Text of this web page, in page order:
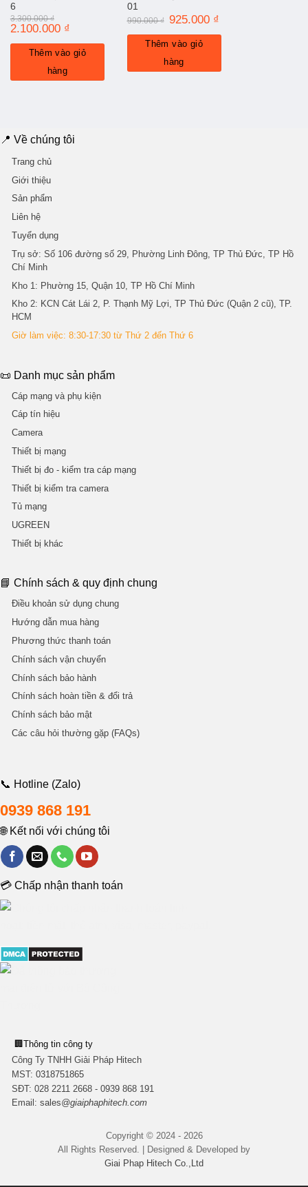
6
3.300.000₫
Giá
là:
3.300.000 ₫.
2.100.000 ₫
tại
là:
Thêm vào giỏ
hàng
01
990.000₫ Giá
là:
990.000 ₫.
925.000 ₫
tại
Thêm vào giỏ
hàng
📍 Về chúng tôi
Trang chủ
Giới thiệu
Sản phẩm
Liên hệ
Tuyển dụng
Trụ sở: Số 106 đường số 29, Phường Linh Đông, TP Thủ Đức, TP Hồ
Chí Minh
Kho 1 : Phường 15, Quận 10, TP Hồ Chí Minh
Kho 2: KCN Cát Lái 2, P. Thạnh Mỹ Lợi, TP Thủ Đức (Quận 2 cũ), TP.
HCM
Giờ làm việc: 8:30-17:30 từ Thứ 2 đến Thứ 6
📜 Danh mục sản phẩm
Cáp mạng và phụ kiện
Cáp tín hiệu
Camera
Thiết bị mạng
Thiết bị đo - kiểm tra cáp mạng
Thiết bị kiểm tra camera
Tủ mạng
UGREEN
Thiết bị khác
📘 Chính sách & quy định chung
Điều khoản sử dụng chung
Hướng dẫn mua hàng
Phương thức thanh toán
Chính sách vận chuyển
Chính sách bảo hành
Chính sách hoàn tiền & đổi trả
Chính sách bảo mật
Các câu hỏi thường gặp (FAQs)
📞 Hotline (Zalo)
0939 868 191
🌐 Kết nối với chúng tôi
💳 Chấp nhận thanh toán
🏢 Thông tin công ty
Công Ty TNHH Giải Pháp Hitech
MST: 0318751865
SĐT: 028 2211 2668 - 0939 868 191
Email: sales@giaiphaphitech.com
Copyright © 2024 - 2026
All Rights Reserved. | Designed & Developed by
Giai Phap Hitech Co.,Ltd